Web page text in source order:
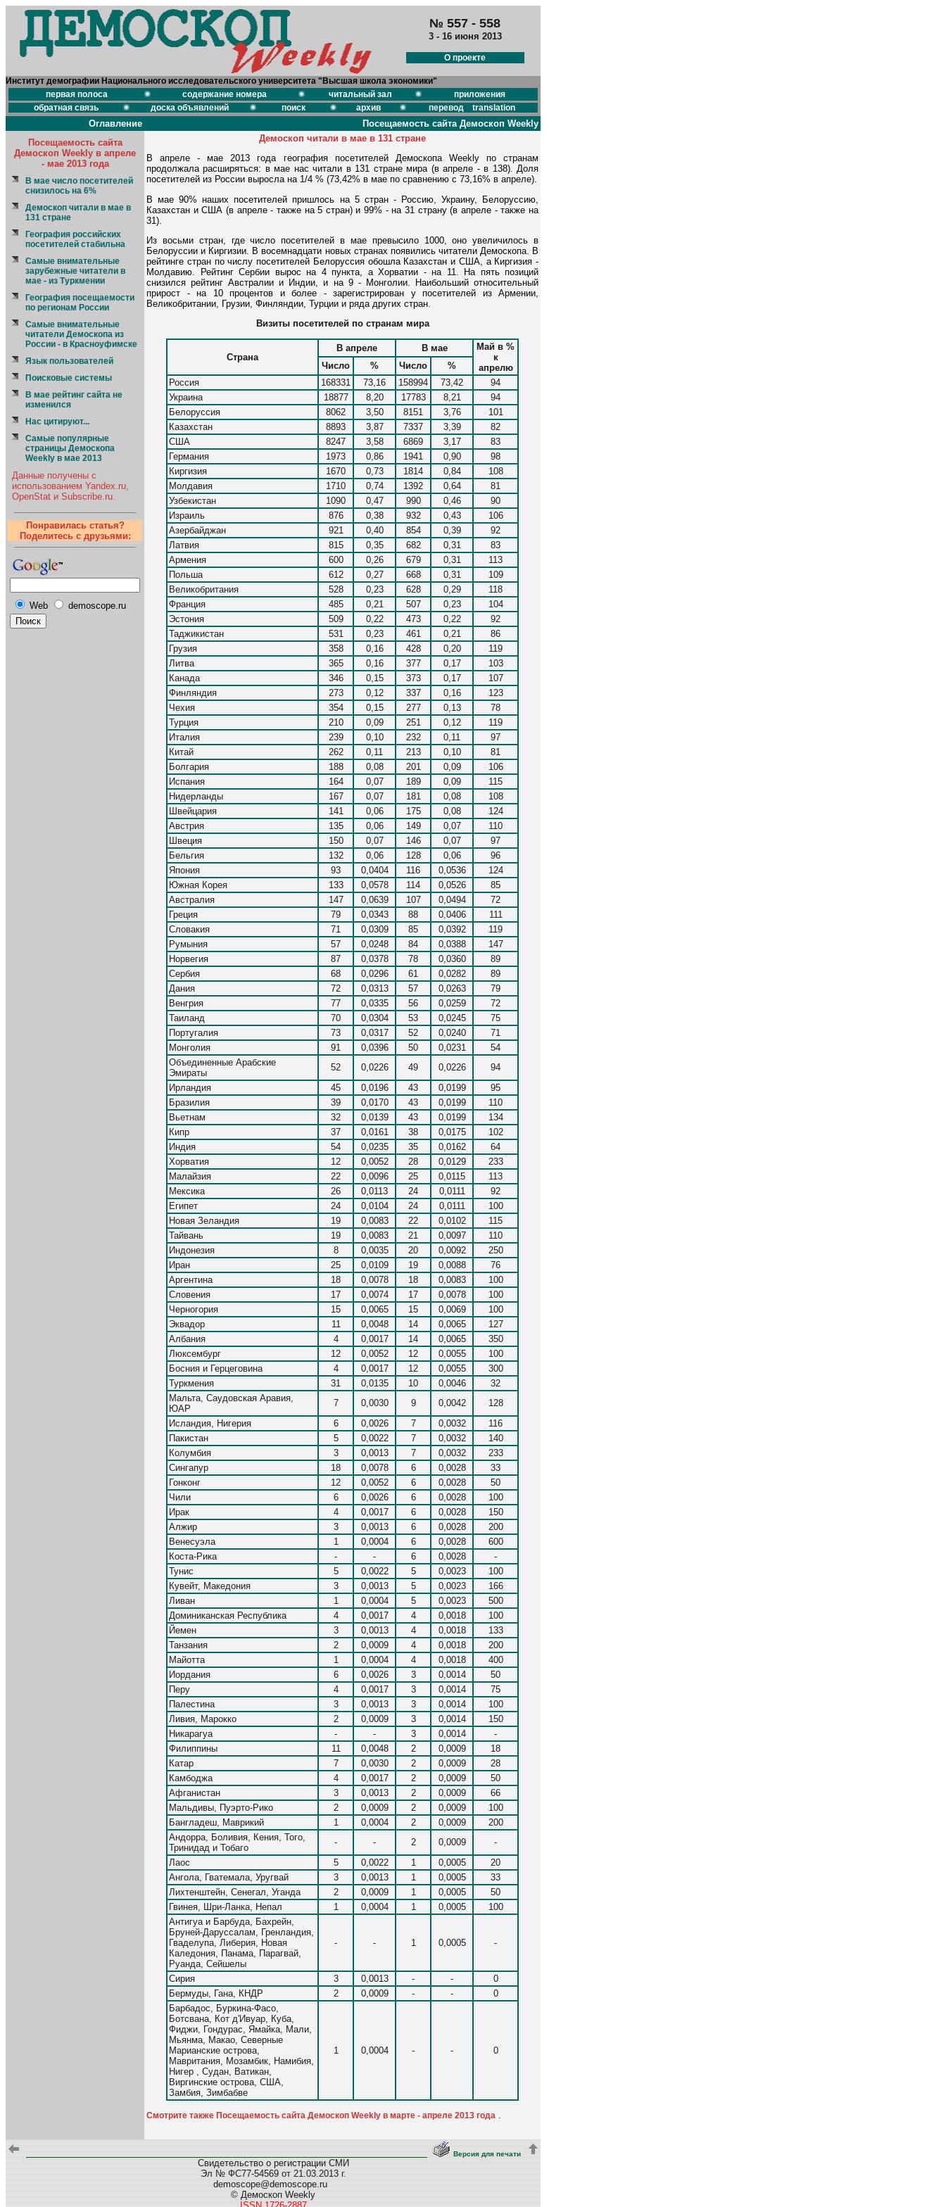
№ 557 - 558
3 - 16 июня 2013
О проекте
Институт демографии Национального исследовательского университета "Высшая школа экономики"
первая полоса
содержание номера читальный зал
приложения
обратная связь
доска объявлений поиск архив перевод translation
Оглавление
Посещаемость сайта Демоскоп Weekly
Посещаемость сайта
Демоскоп Weekly в апреле
- мае 2013 года
В мае число посетителей
снизилось на 6%
Демоскоп читали в мае в
131 стране
География российских
посетителей стабильна
Самые внимательные
зарубежные читатели в
мае - из Туркмении
География посещаемости
по регионам России
Cамые внимательные
читатели Демоскопа из
России - в Красноуфимске
Язык пользователей
Поисковые системы
В мае рейтинг сайта не
изменился
Нас цитируют...
Самые популярные
страницы Демоскопа
Weekly в мае 2013
Данные получены с
использованием Yandex.ru,
OpenStat и Subscribe.ru.
Понравилась статья?
Поделитесь с друзьями:
Web demoscope.ru
Демоскоп читали в мае в 131 стране
В апреле - мае 2013 года география посетителей Демоскопа Weekly по странам
продолжала расширяться: в мае нас читали в 131 стране мира (в апреле - в 138). Доля
посетителей из России выросла на 1/4 % (73,42% в мае по сравнению с 73,16% в апреле).
В мае 90% наших посетителей пришлось на 5 стран - Россию, Украину, Белоруссию,
Казахстан и США (в апреле - также на 5 стран) и 99% - на 31 страну (в апреле - также на
31).
Из восьми стран, где число посетителей в мае превысило 1000, оно увеличилось в
Белоруссии и Киргизии. В восемнадцати новых странах появились читатели Демоскопа. В
рейтинге стран по числу посетителей Белоруссия обошла Казахстан и США, а Киргизия -
Молдавию. Рейтинг Сербии вырос на 4 пункта, а Хорватии - на 11. На пять позиций
снизился рейтинг Австралии и Индии, и на 9 - Монголии. Наибольший относительный
прирост - на 10 процентов и более - зарегистрирован у посетителей из Армении,
Великобритании, Грузии, Финляндии, Турции и ряда других стран.
Визиты посетителей по странам мира
Страна
В апреле В мае
Май в %
к
апрелю
Число % Число
%
Россия
168331 73,16 158994 73,42
94
Украина
18877 8,20 17783 8,21
94
Белоруссия
8062 3,50 8151 3,76
101
Казахстан
8893 3,87 7337 3,39
82
США
8247 3,58 6869 3,17
83
Германия
1973 0,86 1941 0,90
98
Киргизия
1670 0,73 1814 0,84
108
Молдавия
1710 0,74 1392 0,64
81
Узбекистан
1090 0,47 990 0,46
90
Израиль
876 0,38 932 0,43
106
Азербайджан
921 0,40 854 0,39
92
Латвия
815 0,35 682 0,31
83
Армения
600 0,26 679 0,31
113
Польша
612 0,27 668 0,31
109
Великобритания
528 0,23 628 0,29
118
Франция
485 0,21 507 0,23
104
Эстония
509 0,22 473 0,22
92
Таджикистан
531 0,23 461 0,21
86
Грузия
358 0,16 428 0,20
119
Литва
365 0,16 377 0,17
103
Канада
346 0,15 373 0,17
107
Финляндия
273 0,12 337 0,16
123
Чехия
354 0,15 277 0,13
78
Турция
210 0,09 251 0,12
119
Италия
239 0,10 232 0,11
97
Китай
262 0,11 213 0,10
81
Болгария
188 0,08 201 0,09
106
Испания
164 0,07 189 0,09
115
Нидерланды
167 0,07 181 0,08
108
Швейцария
141 0,06 175 0,08
124
Австрия
135 0,06 149 0,07
110
Швеция
150 0,07 146 0,07
97
Бельгия
132 0,06 128 0,06
96
Япония
93 0,0404 116 0,0536
124
Южная Корея
133 0,0578 114 0,0526
85
Австралия
147 0,0639 107 0,0494
72
Греция
79 0,0343 88 0,0406
111
Словакия
71 0,0309 85 0,0392
119
Румыния
57 0,0248 84 0,0388
147
Норвегия
87 0,0378 78 0,0360
89
Сербия
68 0,0296 61 0,0282
89
Дания
72 0,0313 57 0,0263
79
Венгрия
77 0,0335 56 0,0259
72
Таиланд
70 0,0304 53 0,0245
75
Португалия
73 0,0317 52 0,0240
71
Монголия
91 0,0396 50 0,0231
54
Объединенные Арабские
Эмираты
52 0,0226 49 0,0226
94
Ирландия
45 0,0196 43 0,0199
95
Бразилия
39 0,0170 43 0,0199
110
Вьетнам
32 0,0139 43 0,0199
134
Кипр
37 0,0161 38 0,0175
102
Индия
54 0,0235 35 0,0162
64
Хорватия
12 0,0052 28 0,0129
233
Малайзия
22 0,0096 25 0,0115
113
Мексика
26 0,0113 24 0,0111
92
Египет
24 0,0104 24 0,0111
100
Новая Зеландия
19 0,0083 22 0,0102
115
Тайвань
19 0,0083 21 0,0097
110
Индонезия
8 0,0035 20 0,0092
250
Иран
25 0,0109 19 0,0088
76
Аргентина
18 0,0078 18 0,0083
100
Словения
17 0,0074 17 0,0078
100
Черногория
15 0,0065 15 0,0069
100
Эквадор
11 0,0048 14 0,0065
127
Албания
4 0,0017 14 0,0065
350
Люксембург
12 0,0052 12 0,0055
100
Босния и Герцеговина
4 0,0017 12 0,0055
300
Туркмения
31 0,0135 10 0,0046
32
Мальта, Саудовская Аравия,
ЮАР
7 0,0030 9 0,0042
128
Исландия, Нигерия
6 0,0026 7 0,0032
116
Пакистан
5 0,0022 7 0,0032
140
Колумбия
3 0,0013 7 0,0032
233
Сингапур
18 0,0078 6 0,0028
33
Гонконг
12 0,0052 6 0,0028
50
Чили
6 0,0026 6 0,0028
100
Ирак
4 0,0017 6 0,0028
150
Алжир
3 0,0013 6 0,0028
200
Венесуэла
1 0,0004 6 0,0028
600
Коста-Рика
- - 6 0,0028
-
Тунис
5 0,0022 5 0,0023
100
Кувейт, Македония
3 0,0013 5 0,0023
166
Ливан
1 0,0004 5 0,0023
500
Доминиканская Республика
4 0,0017 4 0,0018
100
Йемен
3 0,0013 4 0,0018
133
Танзания
2 0,0009 4 0,0018
200
Майотта
1 0,0004 4 0,0018
400
Иордания
6 0,0026 3 0,0014
50
Перу
4 0,0017 3 0,0014
75
Палестина
3 0,0013 3 0,0014
100
Ливия, Марокко
2 0,0009 3 0,0014
150
Никарагуа
- - 3 0,0014
-
Филиппины
11 0,0048 2 0,0009
18
Катар
7 0,0030 2 0,0009
28
Камбоджа
4 0,0017 2 0,0009
50
Афганистан
3 0,0013 2 0,0009
66
Мальдивы, Пуэрто-Рико
2 0,0009 2 0,0009
100
Бангладеш, Маврикий
1 0,0004 2 0,0009
200
Андорра, Боливия, Кения, Того,
Тринидад и Тобаго
- - 2 0,0009
-
Лаос
5 0,0022 1 0,0005
20
Ангола, Гватемала, Уругвай
3 0,0013 1 0,0005
33
Лихтенштейн, Сенегал, Уганда
2 0,0009 1 0,0005
50
Гвинея, Шри-Ланка, Непал
1 0,0004 1 0,0005
100
Антигуа и Барбуда, Бахрейн,
Бруней-Даруссалам, Гренландия,
Гваделупа, Либерия, Новая
Каледония, Панама, Парагвай,
Руанда, Сейшелы
- - 1 0,0005 -
Сирия 3 0,0013 - -
0
Бермуды, Гана, КНДР
2 0,0009 - -
0
Барбадос, Буркина-Фасо,
Ботсвана, Кот д'Ивуар, Куба,
Фиджи, Гондурас, Ямайка, Мали,
Мьянма, Макао, Северные
Марианские острова,
Мавритания, Мозамбик, Намибия,
Нигер , Судан, Ватикан,
Виргинские острова, США,
Замбия, Зимбабве
1 0,0004 - - 0
Смотрите также Посещаемость сайта Демоскоп Weekly в марте - апреле 2013 года
Версия для печати
Свидетельство о регистрации СМИ
Эл № ФС77-54569 от 21.03.2013 г.
demoscope@demoscope.ru
© Демоскоп Weekly